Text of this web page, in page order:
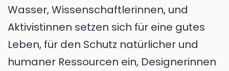
Wasser, Wissenschaftlerinnen, und
Aktivistinnen setzen sich für eine gutes
Leben, für den Schutz natürlicher und
humaner Ressourcen ein, Designerinnen